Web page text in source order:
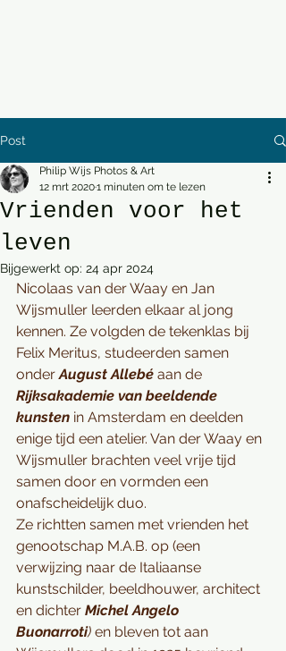
Post
Vrienden voor het
leven
Philip Wijs Photos & Art
12 mrt 20201 minuten om te lezen
Bijgewerkt op: 24 apr 2024
Nicolaas van der Waay en Jan
Wijsmuller leerden elkaar al jong
kennen. Ze volgden de tekenklas bij
Felix Meritus, studeerden samen
onder August Allebé aan de
Rijksakademie van beeldende
kunsten in Amsterdam en deelden
enige tijd een atelier. Van der Waay en
Wijsmuller brachten veel vrije tijd
samen door en vormden een
onafscheidelijk duo.
Ze richtten samen met vrienden het
genootschap M.A.B. op (een
verwijzing naar de Italiaanse
kunstschilder, beeldhouwer, architect
en dichter Michel Angelo
Buonarroti) en bleven tot aan